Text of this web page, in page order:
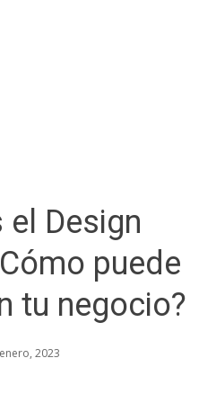
el Design
puede
tu negocio?
2023